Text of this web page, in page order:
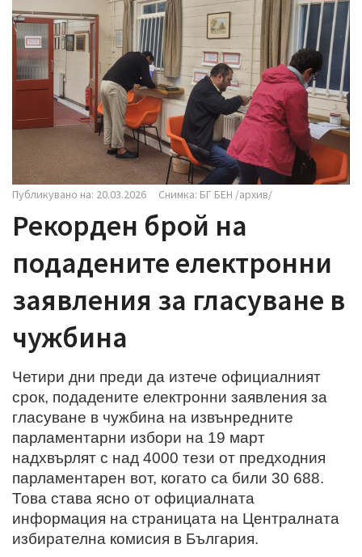
i
g
a
t
i
n
Публикувано на: 20.03.2026 Снимка: БГ БЕН /архив/
Рекорден брой на
подадените електронни
заявления за гласуване в
чужбина
Четири дни преди да изтече официалният
срок, подадените електронни заявления за
гласуване в чужбина на извънредните
парламентарни избори на 19 март
надхвърлят с над 4000 тези от предходния
парламентарен вот, когато са били 30 688.
Това става ясно от официалната
информация на страницата на Централната
избирателна комисия в България.